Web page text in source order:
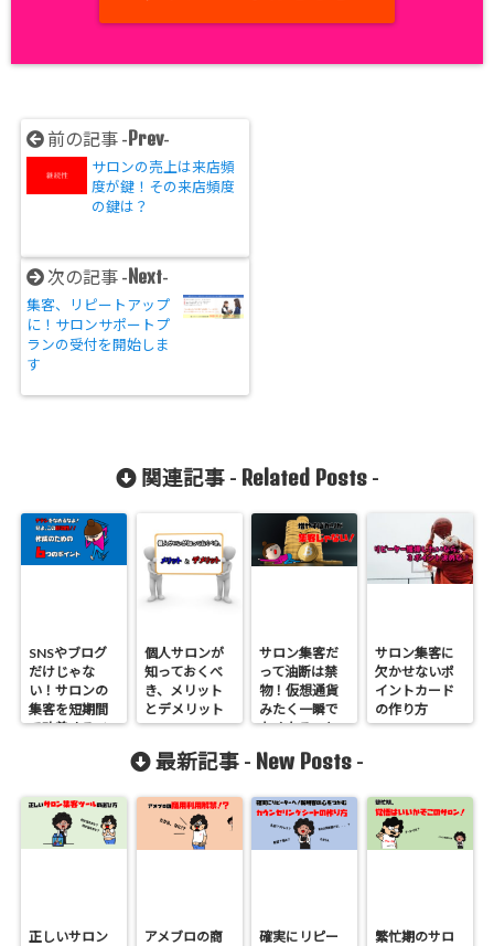
前の記事 -Prev-
サロンの売上は来店頻
度が鍵！その来店頻度
の鍵は？
次の記事 -Next-
集客、リピートアップ
に！サロンサポートプ
ランの受付を開始しま
す
関連記事 - Related Posts-
SNSやブログ
だけじゃな
い！サロンの
集客を短期間
で改善するチ
個人サロンが
知っておくべ
き、メリット
とデメリット
サロン集客だ
って油断は禁
物！仮想通貨
みたく一瞬で
なくなること
予防してます
サロン集客に
欠かせないポ
イントカード
の作り方
最新記事 - New Posts -
正しいサロン アメブロの商 確実にリピー 繁忙期のサロ